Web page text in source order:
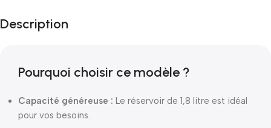
Description
Pourquoi choisir ce modèle ?
Capacité généreuse : Le réservoir de 1,8 litre est idéal
pour vos besoins.